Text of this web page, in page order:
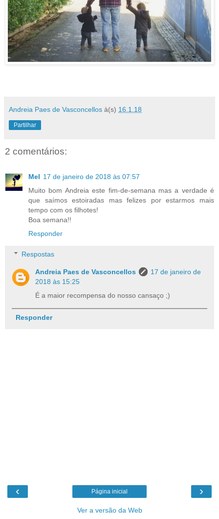
Andreia Paes de Vasconcellos à(s) 16.1.18
Partilhar
2 comentários:
Mel 17 de janeiro de 2018 às 07:57
Muito bom Andreia este fim-de-semana mas a verdade é
que saímos estoiradas mas felizes por estarmos mais
tempo com os filhotes!
Boa semana!!
Responder
Respostas
Andreia Paes de Vasconcellos
17 de janeiro de
2018 às 15:25
É a maior recompensa do nosso cansaço ;)
Responder
‹ ›
Página inicial
Ver a versão da Web